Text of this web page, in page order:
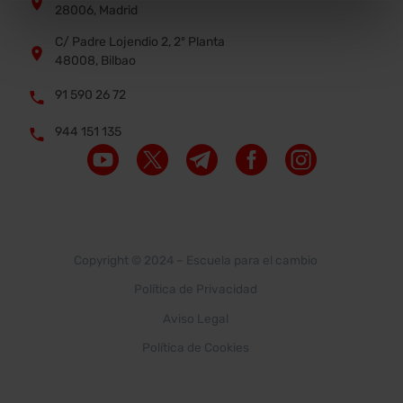
28006, Madrid


C/ Padre Lojendio 2, 2º Planta
48008, Bilbao

 91 590 26 72

 944 151 135
Copyright © 2024 – Escuela para el cambio
Política de Privacidad
Aviso Legal
Política de Cookies